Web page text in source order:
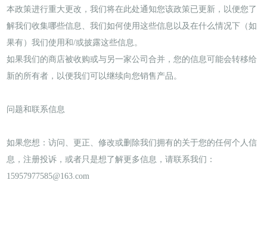
本政策进行重大更改，我们将在此处通知您该政策已更新，以便您了
解我们收集哪些信息、我们如何使用这些信息以及在什么情况下（如
果有）我们使用和/或披露这些信息。
如果我们的商店被收购或与另一家公司合并，您的信息可能会转移给
新的所有者，以便我们可以继续向您销售产品。
问题和联系信息
如果您想：访问、更正、修改或删除我们拥有的关于您的任何个人信
息，注册投诉，或者只是想了解更多信息，请联系我们：
15957977585@163.com